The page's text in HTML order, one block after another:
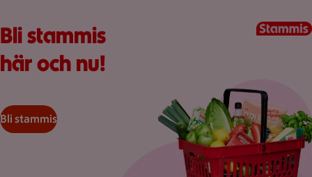
Bli stammis
här och nu!
Bli stammis